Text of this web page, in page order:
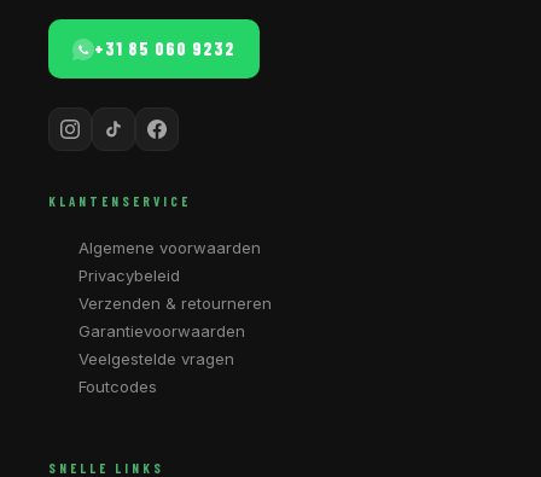
+31 85 060 9232
KLANTENSERVICE
Algemene voorwaarden
Privacybeleid
Verzenden & retourneren
Garantievoorwaarden
Veelgestelde vragen
Foutcodes
SNELLE LINKS